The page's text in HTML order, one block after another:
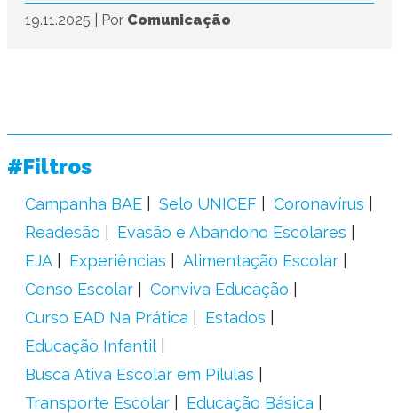
19.11.2025 Por Comunicação
#Filtros
Campanha BAE Selo UNICEF
Coronavírus
Readesão
Evasão e Abandono Escolares
EJA
Experiências
Alimentação Escolar
Censo Escolar
Conviva Educação
Curso EAD Na Prática
Estados
Educação Infantil
Busca Ativa Escolar em Pílulas
Transporte Escolar
Educação Básica